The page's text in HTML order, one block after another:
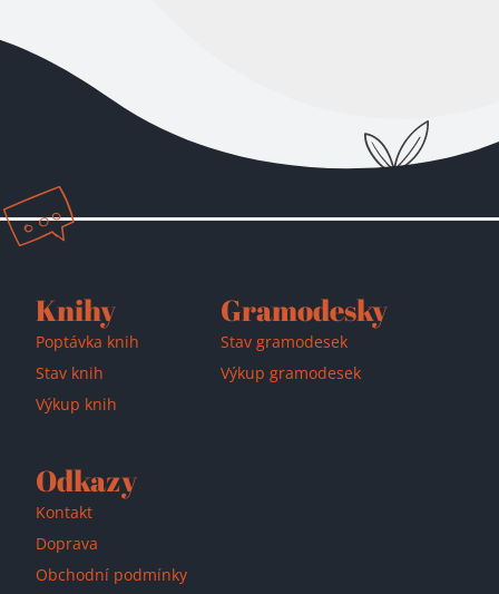
Knihy
Poptávka knih
Stav knih
Výkup knih
Gramodesky
Stav gramodesek
Výkup gramodesek
Odkazy
Kontakt
Doprava
Obchodní podmínky